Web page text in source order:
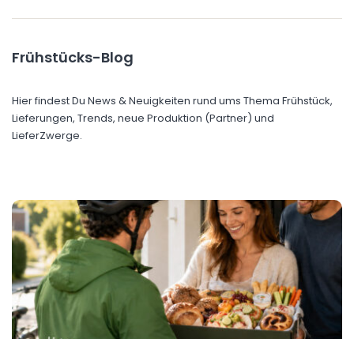
Frühstücks-Blog
Hier findest Du News & Neuigkeiten rund ums Thema Frühstück,
Lieferungen, Trends, neue Produktion (Partner) und
LieferZwerge.